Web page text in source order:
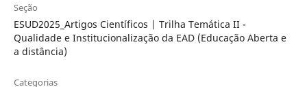
Seção
ESUD2025_Artigos Científicos | Trilha Temática II -
Qualidade e Institucionalização da EAD (Educação Aberta e
a distância)
Categorias